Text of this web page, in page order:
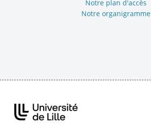
Notre plan d'accès
Notre organigramme